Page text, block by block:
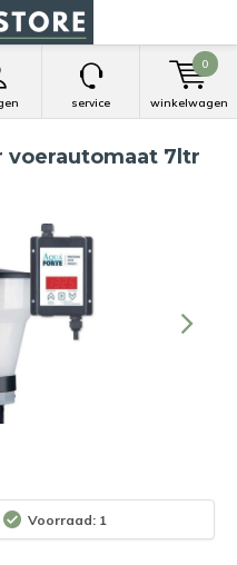
service winkelwagen
0
voerautomaat 7ltr
Voorraad: 1